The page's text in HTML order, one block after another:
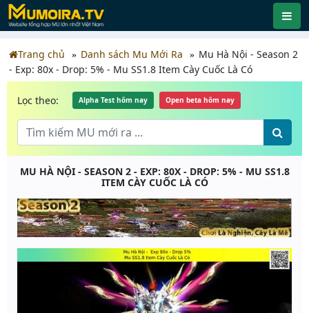
Trang chủ Danh sách Mu Mới Ra
Mu Hà Nội - Season 2
- Exp: 80x - Drop: 5% - Mu SS1.8 Item Cày Cuốc Là Có
Lọc theo: Alpha Test hôm nay Open beta hôm nay
MU HÀ NỘI - SEASON 2 - EXP: 80X - DROP: 5% - MU SS1.8
ITEM CÀY CUỐC LÀ CÓ